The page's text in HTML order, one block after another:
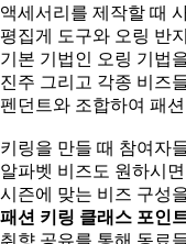
액세서리를 제작할 때
평집게 도구와 오링 반
기본 기법인 오링 기법
진주 그리고 각종 비즈
펜던트와 조합하여 패
키링을 만들 때 참여자
알파벳 비즈도 원하시
시즌에 맞는 비즈 구성
패션 키링 클래스 포인
취향 공유를 통해 동료